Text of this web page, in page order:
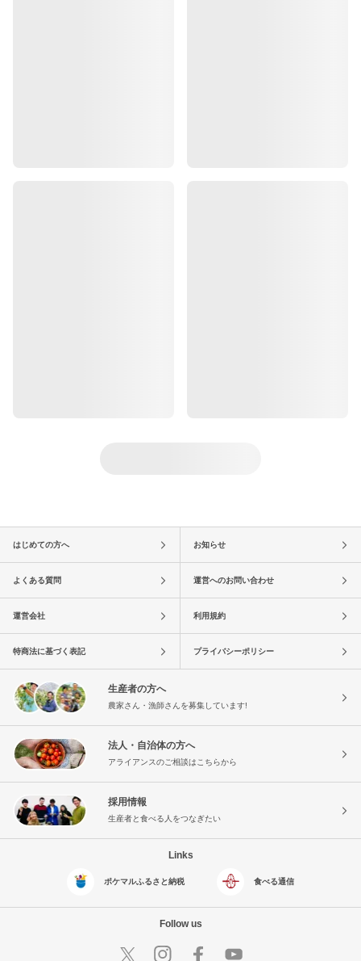
はじめての方へ お知らせ
よくある質問 運営へのお問い合わせ
運営会社 利用規約
特商法に基づく表記 プライバシーポリシー
生産者の方へ
農家さん・漁師さんを募集しています!
法人・自治体の方へ
アライアンスのご相談はこちらから
採用情報
生産者と食べる人をつなぎたい
Links
ポケマルふるさと納税 食べる通信
Follow us